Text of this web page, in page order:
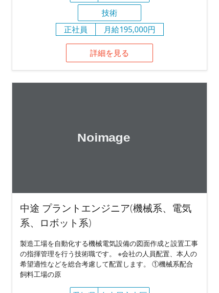
技術
正社員
月給195,000円
詳細を見る
中途 プラントエンジニア(機械系、電気
系、ロボット系)
製造工場を自動化する機械電気設備の図面作成と設置工事
の指揮管理を行う技術職です。 ※会社の人員配置、本人の
希望適性などを総合考慮して配置します。 ①機械系配合
飼料工場の原